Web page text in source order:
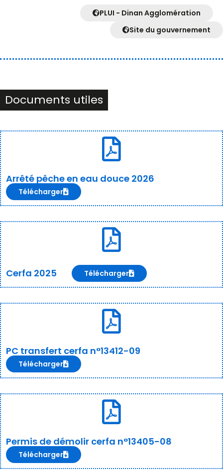
PLUI - Dinan Agglomération
Site du gouvernement
Documents utiles
Arrêté pêche en eau douce 2026
Télécharger
Cerfa 2025 Télécharger
PC transfert cerfa n°13412-09
Télécharger
Permis de démolir cerfa n°13405-08
Télécharger